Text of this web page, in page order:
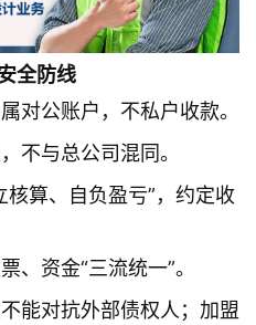
全防线
对公账户，不私户收款。
不与总公司混同。
核算、自负盈亏”，约定收
、资金“三流统一”。
能对抗外部债权人；加盟